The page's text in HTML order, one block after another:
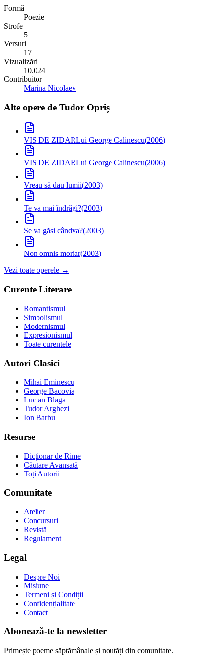
Formă
Poezie
Strofe
5
Versuri
17
Vizualizări
10.024
Contribuitor
Marina Nicolaev
Alte opere de Tudor Opriș
VIS DE ZIDARLui George Calinescu(2006)
VIS DE ZIDARLui George Calinescu(2006)
Vreau să dau lumii(2003)
Te va mai îndrăgi?(2003)
Se va găsi cândva?(2003)
Non omnis moriar(2003)
Vezi toate operele →
Curente Literare
Romantismul
Simbolismul
Modernismul
Expresionismul
Toate curentele
Autori Clasici
Mihai Eminescu
George Bacovia
Lucian Blaga
Tudor Arghezi
Ion Barbu
Resurse
Dicționar de Rime
Căutare Avansată
Toți Autorii
Comunitate
Atelier
Concursuri
Revistă
Regulament
Legal
Despre Noi
Misiune
Termeni și Condiții
Confidențialitate
Contact
Abonează-te la newsletter
Primește poeme săptămânale și noutăți din comunitate.